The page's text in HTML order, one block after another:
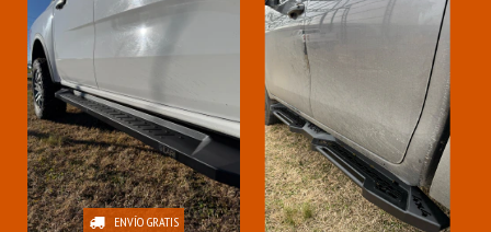
ENVÍO GRATIS